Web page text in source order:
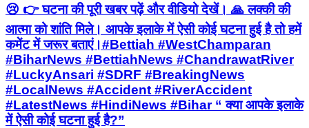
😢 👉 घटना की पूरी खबर पढ़ें और वीडियो देखें। 🙏 लक्की की
आत्मा को शांति मिले। आपके इलाके में ऐसी कोई घटना हुई है तो हमें
कमेंट में जरूर बताएं।#Bettiah #WestChamparan
#BiharNews #BettiahNews #ChandrawatRiver
#LuckyAnsari #SDRF #BreakingNews
#LocalNews #Accident #RiverAccident
#LatestNews #HindiNews #Bihar “ क्या आपके इलाके
में ऐसी कोई घटना हुई है?”